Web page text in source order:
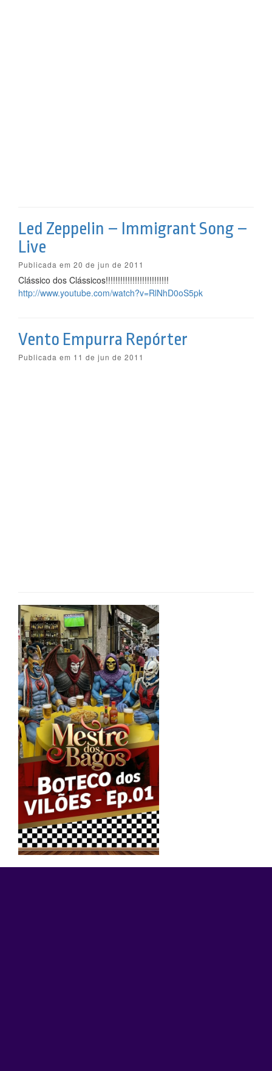
Led Zeppelin – Immigrant Song –
Live
Publicada em 20 de jun de 2011
Clássico dos Clássicos!!!!!!!!!!!!!!!!!!!!!!!!!!
http://www.youtube.com/watch?v=RlNhD0oS5pk
Vento Empurra Repórter
Publicada em 11 de jun de 2011